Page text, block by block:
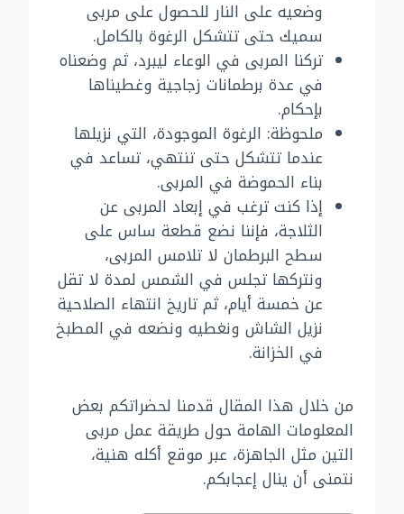
وضعيه على النار للحصول على مربى
سميك حتى تتشكل الرغوة بالكامل.
تركنا المربى في الوعاء ليبرد، ثم وضعناه
في عدة برطمانات زجاجية وغطيناها
بإحكام.
ملحوظة: الرغوة الموجودة، التي نزيلها
عندما تتشكل حتى تنتهي، تساعد في
بناء الحموضة في المربى.
إذا كنت ترغب في إبعاد المربى عن
الثلاجة، فإننا نضع قطعة ساس على
سطح البرطمان لا تلامس المربى،
ونتركها تجلس في الشمس لمدة لا تقل
عن خمسة أيام، ثم تاريخ انتهاء الصلاحية
نزيل الشاش ونغطيه ونضعه في المطبخ
في الخزانة.
من خلال هذا المقال قدمنا لحضراتكم بعض
المعلومات الهامة حول طريقة عمل مربى
التين مثل الجاهزة، عبر موقع أكله هنية،
نتمنى أن ينال إعجابكم.